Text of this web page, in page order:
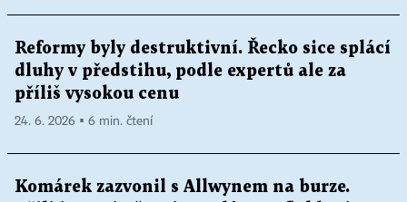
Reformy byly destruktivní. Řecko sice splácí
dluhy v předstihu, podle expertů ale za
příliš vysokou cenu
24. 6. 2026 ▪ 6 min. čtení
Komárek zazvonil s Allwynem na burze.